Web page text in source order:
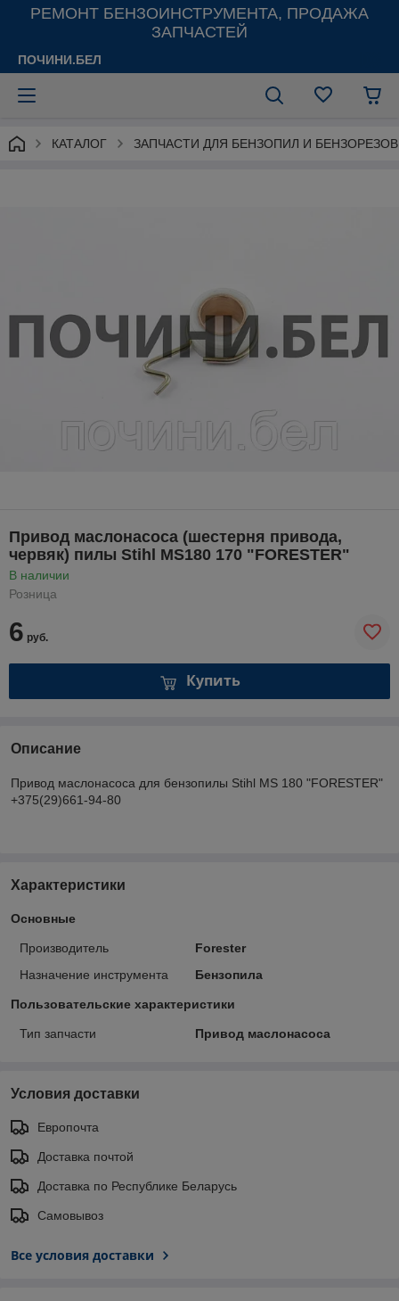
РЕМОНТ БЕНЗОИНСТРУМЕНТА, ПРОДАЖА
ЗАПЧАСТЕЙ
ПОЧИНИ.БЕЛ
КАТАЛОГ ЗАПЧАСТИ ДЛЯ БЕНЗОПИЛ И БЕНЗОРЕЗОВ
Привод маслонасоса (шестерня привода,
червяк) пилы Stihl MS180 170 "FORESTER"
В наличии
Розница
6 руб.
Купить
Описание
Привод маслонасоса для бензопилы Stihl MS 180 "FORESTER"
+375(29)661-94-80
Характеристики
Основные
Производитель
Forester
Назначение инструмента
Бензопила
Пользовательские характеристики
Тип запчасти Привод маслонасоса
Условия доставки
Европочта
Доставка почтой
Доставка по Республике Беларусь
Самовывоз
Все условия доставки